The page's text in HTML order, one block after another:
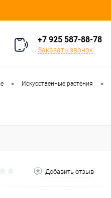
+7 925 587-88-78
Заказать звонок
• Искусственные растения •
Добавить отзыв